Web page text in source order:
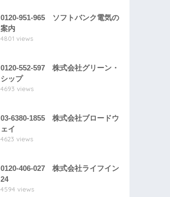
0120-951-965 ソフトバンク電気の
案内
4801 views
0120-552-597 株式会社グリーン・
シップ
4693 views
03-6380-1855 株式会社ブロードウ
ェイ
4623 views
0120-406-027 株式会社ライフイン
24
4594 views